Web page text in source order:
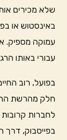
שלא מכירים
באינסטוש או
עמוקה מספיק.
עבורי באותו
בפועל, רוב
חלק מהרשת
לחברות
בפייסבוק, דרך